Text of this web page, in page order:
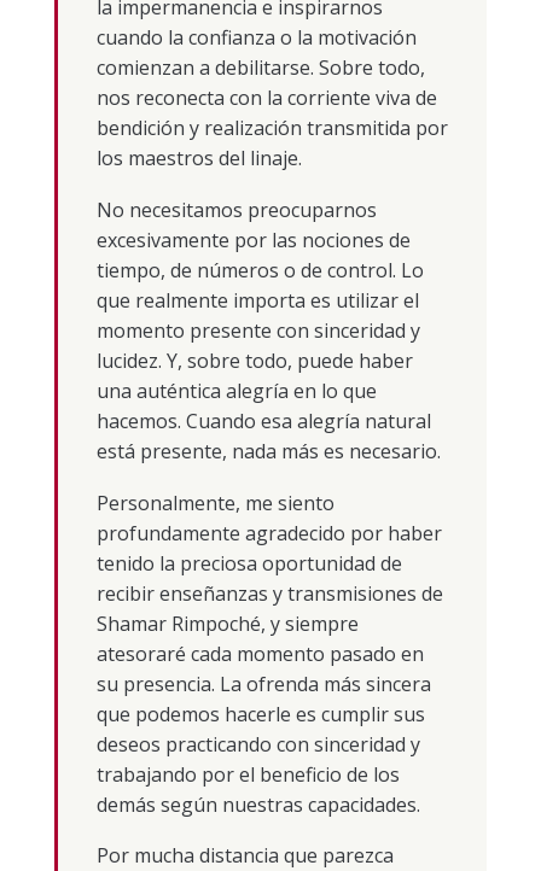
la impermanencia e inspirarnos
cuando la confianza o la motivación
comienzan a debilitarse. Sobre todo,
nos reconecta con la corriente viva de
bendición y realización transmitida por
los maestros del linaje.
No necesitamos preocuparnos
excesivamente por las nociones de
tiempo, de números o de control. Lo
que realmente importa es utilizar el
momento presente con sinceridad y
lucidez. Y, sobre todo, puede haber
una auténtica alegría en lo que
hacemos. Cuando esa alegría natural
está presente, nada más es necesario.
Personalmente, me siento
profundamente agradecido por haber
tenido la preciosa oportunidad de
recibir enseñanzas y transmisiones de
Shamar Rimpoché, y siempre
atesoraré cada momento pasado en
su presencia. La ofrenda más sincera
que podemos hacerle es cumplir sus
deseos practicando con sinceridad y
trabajando por el beneficio de los
demás según nuestras capacidades.
Por mucha distancia que parezca